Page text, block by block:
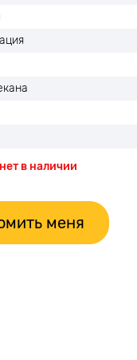
нет в наличии
меня